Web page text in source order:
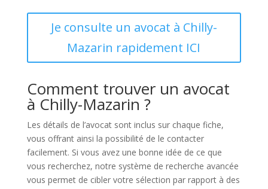
Je consulte un avocat à Chilly-
Mazarin rapidement ICI
Comment trouver un avocat
à Chilly-Mazarin ?
Les détails de l’avocat sont inclus sur chaque fiche,
vous offrant ainsi la possibilité de le contacter
facilement. Si vous avez une bonne idée de ce que
vous recherchez, notre système de recherche avancée
vous permet de cibler votre sélection par rapport à des